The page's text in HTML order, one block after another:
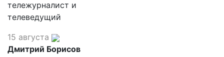
тележурналист и
телеведущий
15 августа
Дмитрий Борисов